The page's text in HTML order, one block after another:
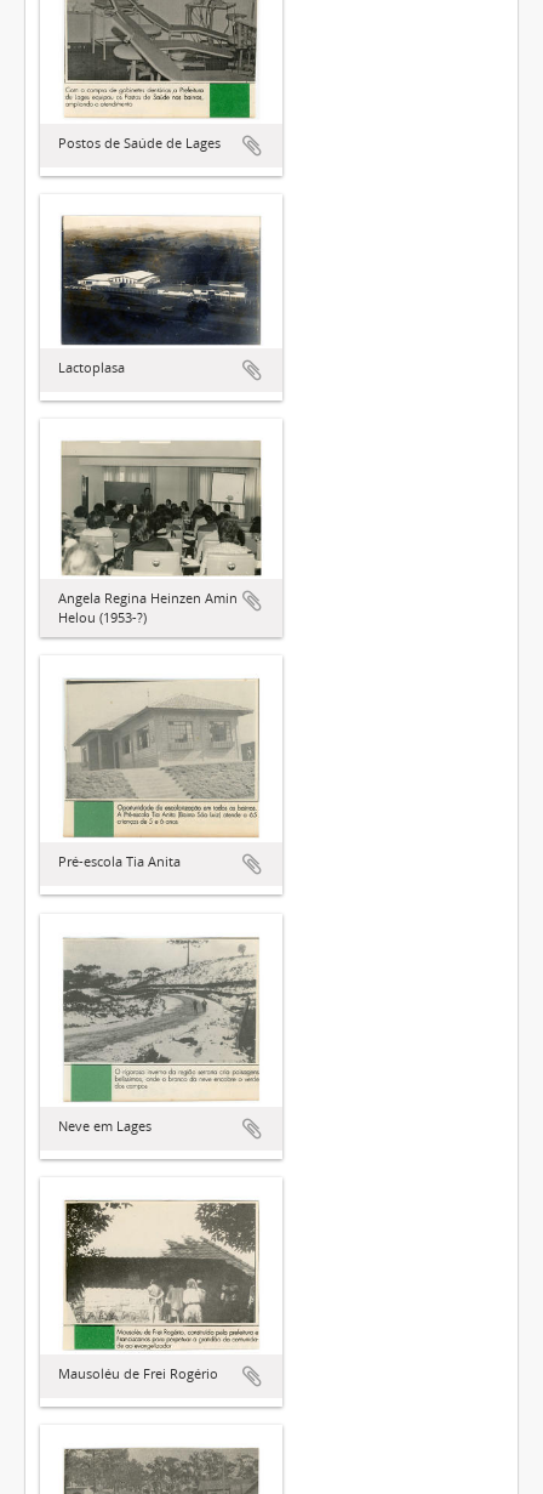
Postos de Saúde de Lages
Lactoplasa
Angela Regina Heinzen Amin
Helou (1953-?)
Pré-escola Tia Anita
Neve em Lages
Mausoléu de Frei Rogério